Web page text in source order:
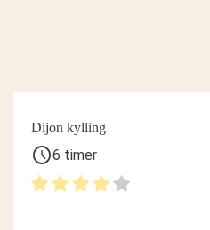
Dijon kylling
schedule6 timer